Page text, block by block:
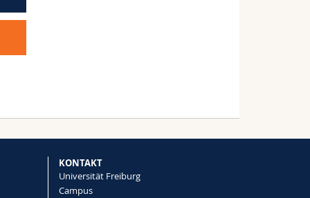
KONTAKT
Universität Freiburg
Campus